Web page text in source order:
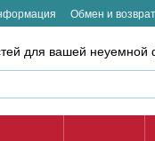
Обмен и возврат
для вашей неуемной